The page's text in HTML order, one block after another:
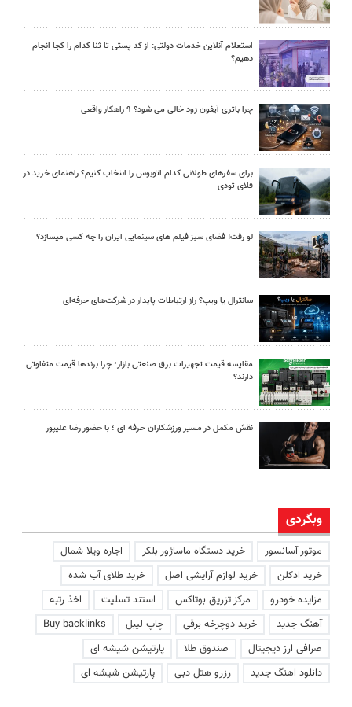
استعلام آنلاین خدمات دولتی: از کد پستی تا ثنا کدام را کجا انجام
دهیم؟
چرا باتری آیفون زود خالی می شود؟ ۹ راهکار واقعی
برای سفرهای طولانی کدام اتوبوس را انتخاب کنیم؟ راهنمای خرید در
فلای تودی
لو رفت! فضای سبز فیلم های سینمایی ایران را چه کسی میسازد؟
سانترال یا ویپ؟ راز ارتباطات پایدار در شرکت‌های حرفه‌ای
مقایسه قیمت تجهیزات برق صنعتی بازار؛ چرا برندها قیمت متفاوتی
دارند؟
نقش مکمل در مسیر ورزشکاران حرفه ای ؛ با حضور رضا علیپور
وبگردی
موتور آسانسور خرید دستگاه ماساژور بلکر
اجاره ویلا شمال
خرید ادکلن
خرید لوازم آرایشی اصل
خرید طلای آب شده
مزایده خودرو
مرکز تزریق بوتاکس استند تسلیت
اخذ رتبه
آهنگ جدید
خرید دوچرخه برقی چاپ لیبل
Buy backlinks
صرافی ارز دیجیتال
صندوق طلا
پارتیشن شیشه ای
دانلود اهنگ جدید
رزرو هتل دبی پارتیشن شیشه ای